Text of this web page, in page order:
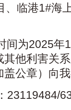
、临港1#海
间为2025年
他利害关
公章）向
23119484/